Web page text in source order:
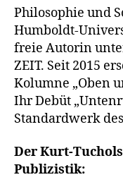
Philosophie und
Humboldt-
freie Autorin
ZEIT. Seit 2015
Kolumne „Oben
Ihr Debüt
Standardwerk
Der Kurt-
Publizistik: